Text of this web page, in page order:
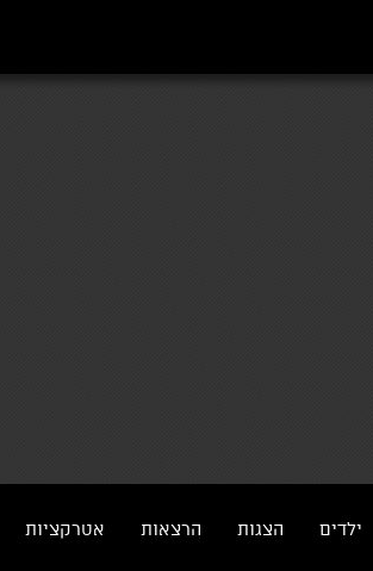
ילדים הצגות הרצאות אטרקציות